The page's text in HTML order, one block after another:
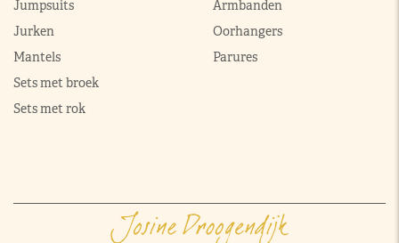
Jumpsuits
Jurken
Mantels
Sets met broek
Sets met rok
Armbanden
Oorhangers
Parures